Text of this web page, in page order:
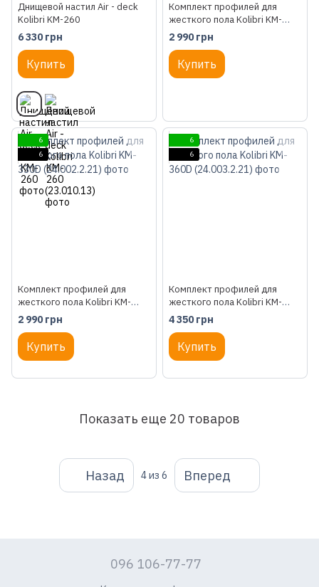
Днищевой настил Air - deck
Kolibri KM-260
6 330 грн
Купить
Комплект профилей для
жесткого пола Kolibri KM-
300D (24.001.2.21)
2 990 грн
Купить
6
6
Комплект профилей для
жесткого пола Kolibri KM-
330D (24.002.2.21)
2 990 грн
Купить
6
6
Комплект профилей для
жесткого пола Kolibri KM-
360D (24.003.2.21)
4 350 грн
Купить
Показать еще 20 товаров
Назад 4из 6 Вперед
096 106-77-77